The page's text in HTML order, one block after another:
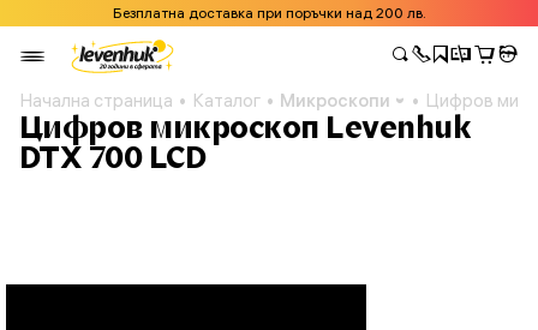
Безплатна доставка при поръчки над 200 лв.
Начална страница Каталог Микроскопи Цифров
Цифров микроскоп Levenhuk
DTX 700 LCD